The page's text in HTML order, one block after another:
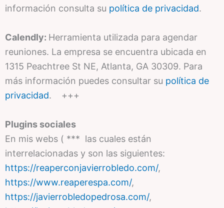
información consulta su política de privacidad.
Calendly: Herramienta utilizada para agendar
reuniones. La empresa se encuentra ubicada en
1315 Peachtree St NE, Atlanta, GA 30309. Para
más información puedes consultar su política de
privacidad. +++
Plugins sociales
En mis webs ( *** las cuales están
interrelacionadas y son las siguientes:
https://reaperconjavierrobledo.com/,
https://www.reaperespa.com/,
https://javierrobledopedrosa.com/,